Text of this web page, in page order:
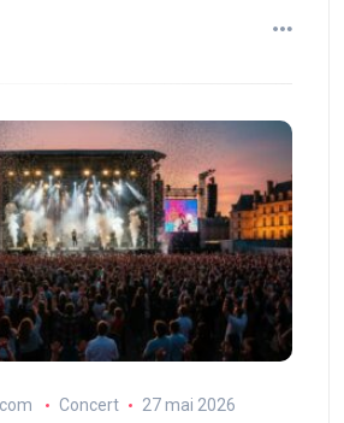
Concert 27 mai 2026